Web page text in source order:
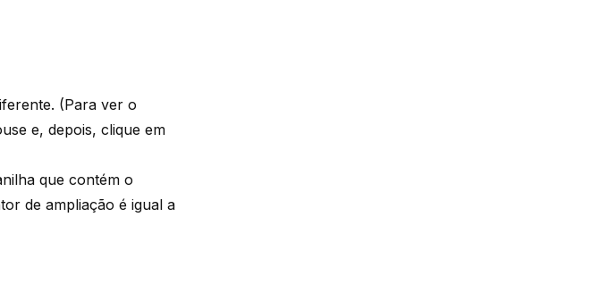
(Para ver o
e, depois, clique em
que contém o
de ampliação é igual a